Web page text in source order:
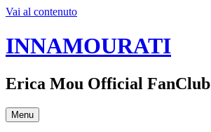
Vai al contenuto
INNAMOURATI
Erica Mou Official FanClub
Menu